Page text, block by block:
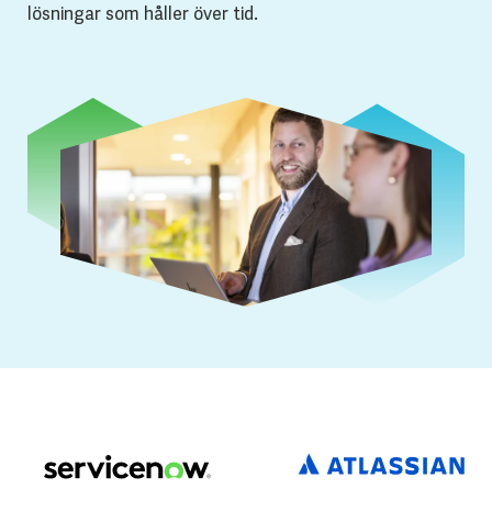
lösningar som håller över tid.